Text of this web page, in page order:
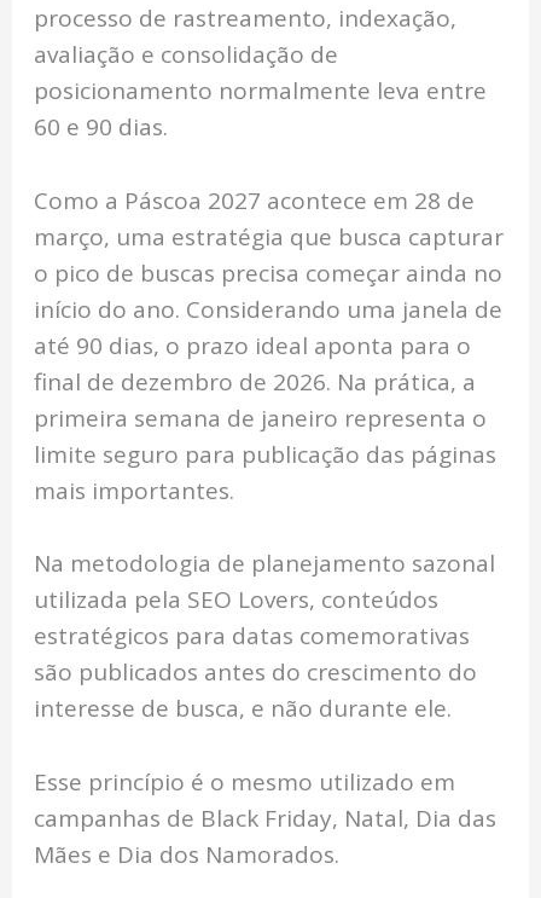
processo de rastreamento, indexação,
avaliação e consolidação de
posicionamento normalmente leva entre
60 e 90 dias.
Como a Páscoa 2027 acontece em 28 de
março, uma estratégia que busca capturar
o pico de buscas precisa começar ainda no
início do ano. Considerando uma janela de
até 90 dias, o prazo ideal aponta para o
final de dezembro de 2026. Na prática, a
primeira semana de janeiro representa o
limite seguro para publicação das páginas
mais importantes.
Na metodologia de planejamento sazonal
utilizada pela SEO Lovers, conteúdos
estratégicos para datas comemorativas
são publicados antes do crescimento do
interesse de busca, e não durante ele.
Esse princípio é o mesmo utilizado em
campanhas de Black Friday, Natal, Dia das
Mães e Dia dos Namorados.